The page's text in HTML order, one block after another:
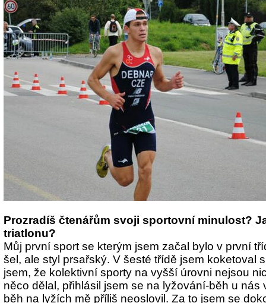
Prozradíš čtenářům svoji sportovní minulost?
triatlonu?
Můj první sport se kterým jsem začal bylo v první
šel, ale styl prsařský. V šesté třídě jsem koketoval
jsem, že kolektivní sporty na vyšší úrovni nejsou
něco dělal, přihlásil jsem se na lyžování-běh u nás
běh na lyžích mě příliš neoslovil. Za to jsem se